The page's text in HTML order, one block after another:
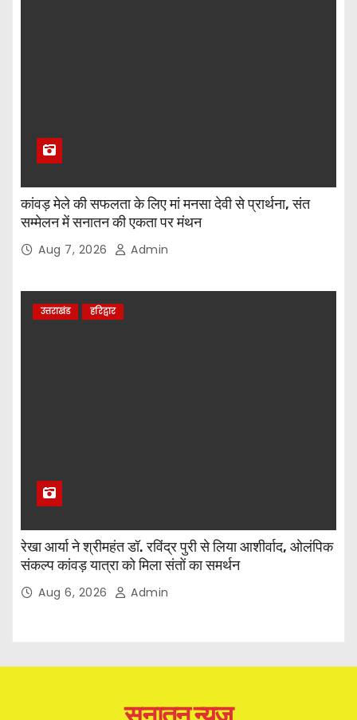
कांवड़ मेले की सफलता के लिए मां मनसा देवी से प्रार्थना, संत
सम्मेलन में सनातन की एकता पर मंथन
Aug 7, 2026 Admin
उत्तराखंड हरिद्वार
रेखा आर्या ने श्रीमहंत डॉ. रविंद्र पुरी से लिया आशीर्वाद, ओलंपिक
संकल्प कांवड़ यात्रा को मिला संतों का समर्थन
Aug 6, 2026 Admin